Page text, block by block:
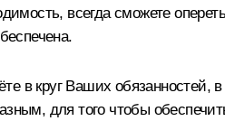
всегда сможете
в круг Ваших обязанностей,
для того чтобы